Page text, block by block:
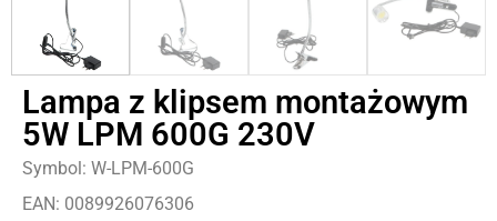
Lampa z klipsem montażowym
5W LPM 600G 230V
Symbol: W-LPM-600G
EAN: 0089926076306